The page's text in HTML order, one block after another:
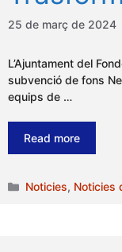
25 de març de 2024
L’Ajuntament del
subvenció de fons
equips de …
Read more
Categories
Noticies, Noticies